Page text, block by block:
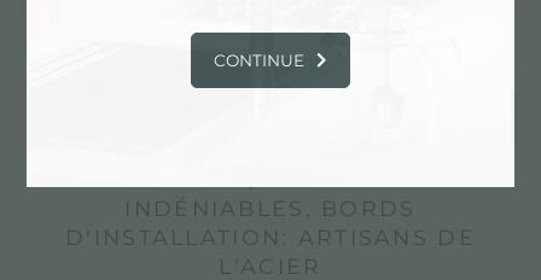
Dessin personnalisé
INDÉNIABLES, BORDS
D'INSTALLATION: ARTISANS DE
L'ACIER
CONTINUE